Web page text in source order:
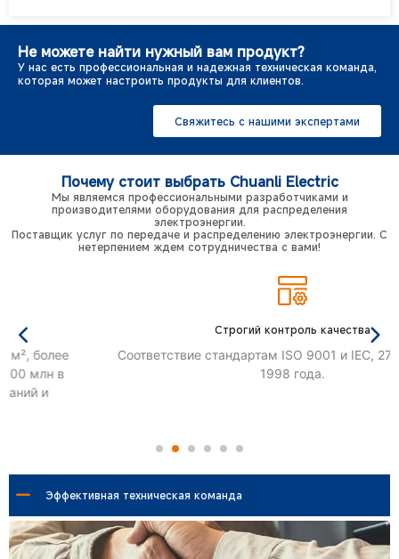
Не можете найти нужный вам продукт?
У нас есть профессиональная и надежная техническая команда,
которая может настроить продукты для клиентов.
Свяжитесь с нашими экспертами
Почему стоит выбрать Chuanli Electric
Мы являемся профессиональными разработчиками и
производителями оборудования для распределения
электроэнергии.
Поставщик услуг по передаче и распределению электроэнергии. С
нетерпением ждем сотрудничества с вами!
Строгий контроль качества
Соответствие стандартам ISO 9001 и IEC, 27 лет опыта с
Эффективная техническая команда